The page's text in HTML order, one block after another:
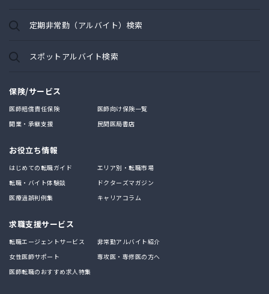
定期非常勤（アルバイト）検索
スポットアルバイト検索
保険/サービス
医師賠償責任保険
医師向け保険一覧
開業・承継支援
民間医局書店
お役立ち情報
はじめての転職ガイド
エリア別・転職市場
転職・バイト体験談
ドクターズマガジン
医療過誤判例集
キャリアコラム
求職支援サービス
転職エージェントサービス
非常勤アルバイト紹介
女性医師サポート
専攻医・専修医の方へ
医師転職のおすすめ求人特集